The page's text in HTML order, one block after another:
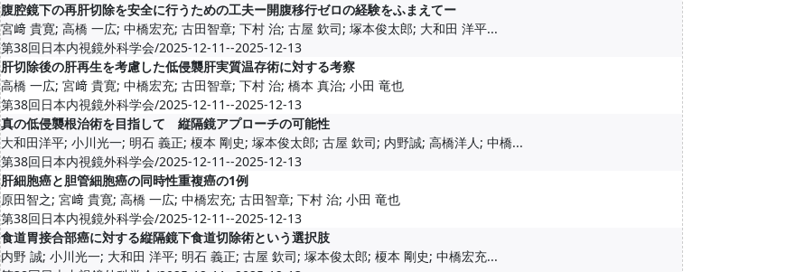
腹腔鏡下の再肝切除を安全に行うための工夫ー開腹移行ゼロの経験をふまえてー
宮﨑 貴寛; 高橋 一広; 中橋宏充; 古田智章; 下村 治; 古屋 欽司; 塚本俊太郎; 大和田 洋平...
第38回日本内視鏡外科学会/2025-12-11--2025-12-13
肝切除後の肝再生を考慮した低侵襲肝実質温存術に対する考察
高橋 一広; 宮﨑 貴寛; 中橋宏充; 古田智章; 下村 治; 橋本 真治; 小田 竜也
第38回日本内視鏡外科学会/2025-12-11--2025-12-13
真の低侵襲根治術を目指して 縦隔鏡アプローチの可能性
大和田洋平; 小川光一; 明石 義正; 榎本 剛史; 塚本俊太郎; 古屋 欽司; 内野誠; 高橋洋人; 中橋...
第38回日本内視鏡外科学会/2025-12-11--2025-12-13
肝細胞癌と胆管細胞癌の同時性重複癌の1例
原田智之; 宮﨑 貴寛; 高橋 一広; 中橋宏充; 古田智章; 下村 治; 小田 竜也
第38回日本内視鏡外科学会/2025-12-11--2025-12-13
食道胃接合部癌に対する縦隔鏡下食道切除術という選択肢
内野 誠; 小川光一; 大和田 洋平; 明石 義正; 古屋 欽司; 塚本俊太郎; 榎本 剛史; 中橋宏充...